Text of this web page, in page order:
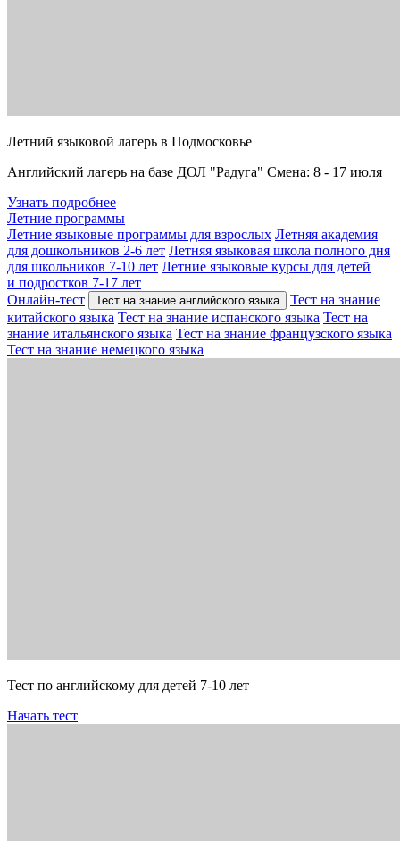
Летний языковой лагерь в Подмосковье
Английский лагерь на базе ДОЛ "Радуга" Смена: 8 - 17 июля
Узнать подробнее
Летние программы
Летние языковые программы для взрослых Летняя академия
для дошкольников 2-6 лет Летняя языковая школа полного дня
для школьников 7-10 лет Летние языковые курсы для детей
и подростков 7-17 лет
Онлайн-тест
Тест на знание английского языка
Тест на знание
китайского языка Тест на знание испанского языка Тест на
знание итальянского языка Тест на знание французского языка
Тест на знание немецкого языка
Тест по английскому для детей 7-10 лет
Начать тест